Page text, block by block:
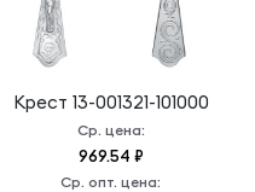
Крест 13-001321-101000
Ср. цена:
969.54 ₽
Ср. опт. цена: